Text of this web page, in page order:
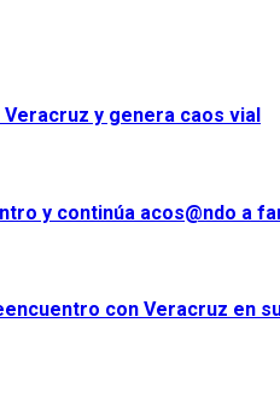
y genera caos vial
y continúa acos@ndo a
con Veracruz en